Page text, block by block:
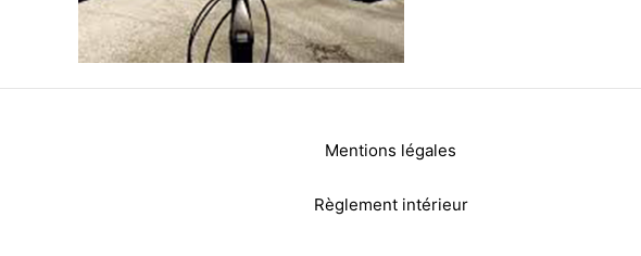
Mentions légales
Règlement intérieur